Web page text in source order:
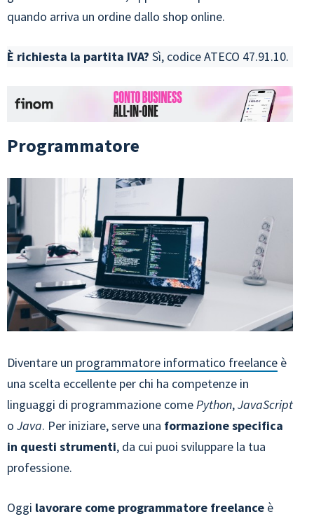
quando arriva un ordine dallo shop online.
È richiesta la partita IVA? Sì, codice ATECO 47.91.10.
Programmatore
Diventare un programmatore informatico freelance è
una scelta eccellente per chi ha competenze in
linguaggi di programmazione comePython,JavaScript
o Java. Per iniziare, serve una formazione specifica
in questi strumenti, da cui puoi sviluppare la tua
professione.
Oggi lavorare come programmatore freelance è